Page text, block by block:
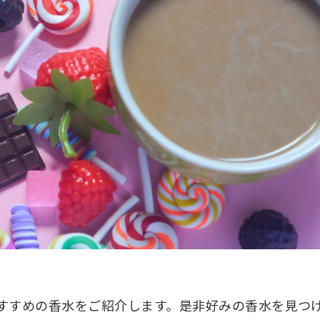
めの香水をご紹介します。是非好みの香水を見つ